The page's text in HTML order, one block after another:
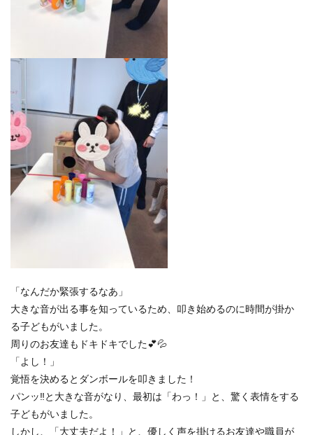
「なんだか緊張するなあ」
大きな音が出る事を知っているため、叩き始めるのに時間が掛か
る子どもがいました。
周りのお友達もドキドキでした💕💦
「よし！」
覚悟を決めるとダンボールを叩きました！
パンッ‼と大きな音がなり、最初は「わっ！」と、驚く表情をする
子どもがいました。
しかし、「大丈夫だよ！」と、優しく声を掛けるお友達や職員が